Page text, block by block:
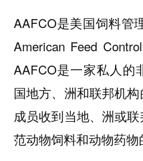
AAFCO是美国饲料管
American Feed
AAFCO是一家私人的
国地方、洲和联邦机
成员收到当地、洲或
范动物饲料和动物药物